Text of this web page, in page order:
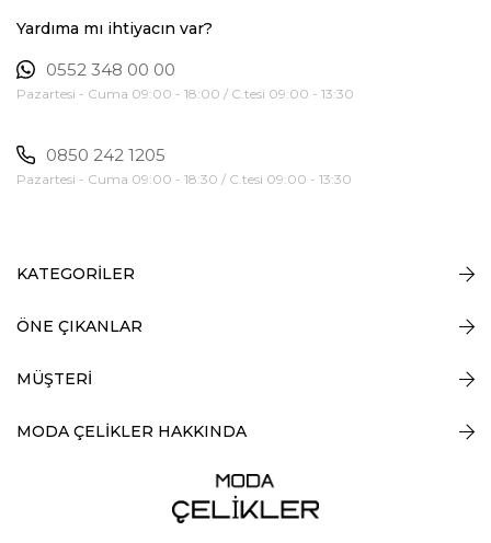
Yardıma mı ihtiyacın var?
0552 348 00 00
Pazartesi - Cuma 09:00 - 18:00 / C.tesi 09:00 - 13:30
0850 242 1205
Pazartesi - Cuma 09:00 - 18:30 / C.tesi 09:00 - 13:30
KATEGORİLER
ÖNE ÇIKANLAR
MÜŞTERİ
MODA ÇELİKLER HAKKINDA